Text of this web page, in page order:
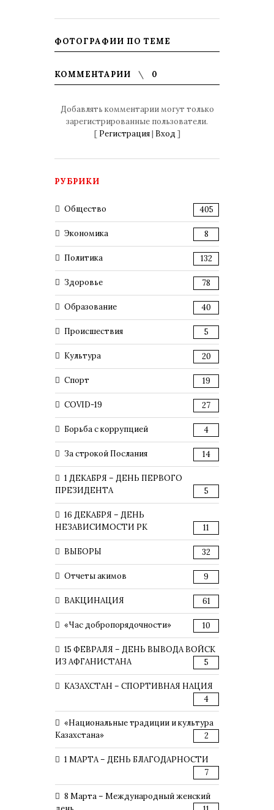
ФОТОГРАФИИ ПО ТЕМЕ
КОММЕНТАРИИ 0
Добавлять комментарии могут только
зарегистрированные пользователи.
[ Регистрация| Вход ]
РУБРИКИ
Общество 405
Экономика 8
Политика 132
Здоровье 78
Образование 40
Происшествия 5
Культура 20
Спорт 19
COVID-19 27
Борьба с коррупцией 4
За строкой Послания 14
1 ДЕКАБРЯ – ДЕНЬ ПЕРВОГО
ПРЕЗИДЕНТА
5
16 ДЕКАБРЯ – ДЕНЬ
НЕЗАВИСИМОСТИ РК
11
ВЫБОРЫ 32
Отчеты акимов 9
ВАКЦИНАЦИЯ 61
«Час добропорядочности» 10
15 ФЕВРАЛЯ – ДЕНЬ ВЫВОДА ВОЙСК
ИЗ АФГАНИСТАНА
5
КАЗАХСТАН – СПОРТИВНАЯ НАЦИЯ
4
«Национальные традиции и культура
Казахстана»
2
1 МАРТА – ДЕНЬ БЛАГОДАРНОСТИ
7
8 Марта – Международный женский